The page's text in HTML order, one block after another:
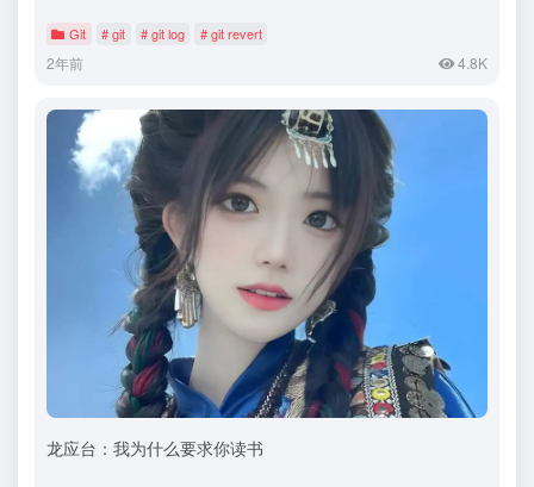
Git # git # git log # git revert
2年前 4.8K
龙应台：我为什么要求你读书